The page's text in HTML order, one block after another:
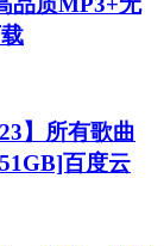
】所有歌曲
百度云